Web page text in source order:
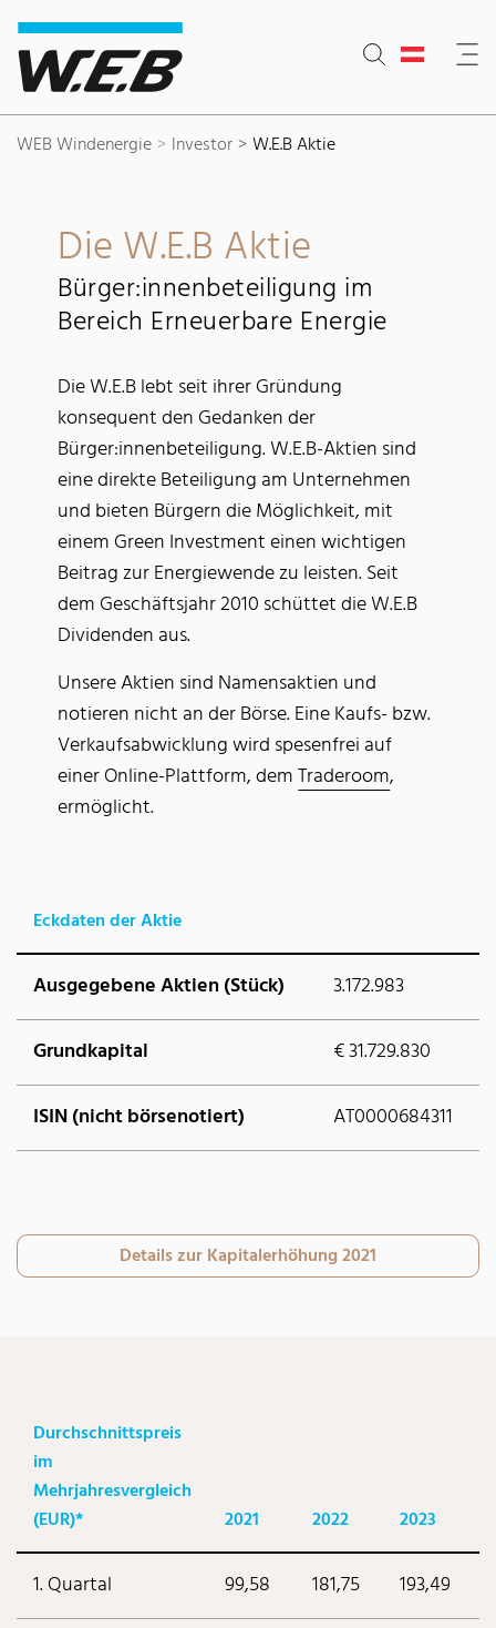
Inhaltsbereich
Suche
Hauptnavigation
Kontakt
Footer
WEB Windenergie Investor W.E.B Aktie
Die W.E.B Aktie
Bürger:innenbeteiligung im
Bereich Erneuerbare Energie
Die W.E.B lebt seit ihrer Gründung
konsequent den Gedanken der
Bürger:innenbeteiligung. W.E.B-Aktien sind
eine direkte Beteiligung am Unternehmen
und bieten Bürgern die Möglichkeit, mit
einem Green Investment einen wichtigen
Beitrag zur Energiewende zu leisten. Seit
dem Geschäftsjahr 2010 schüttet die W.E.B
Dividenden aus.
Unsere Aktien sind Namensaktien und
notieren nicht an der Börse. Eine Kaufs- bzw.
Verkaufsabwicklung wird spesenfrei auf
einer Online-Plattform, demTraderoom,
ermöglicht.
Eckdaten der Aktie
Ausgegebene Aktien (Stück) 3.172.983
Grundkapital € 31.729.830
ISIN (nicht börsenotiert) AT0000684311
Details zur Kapitalerhöhung 2021
Durchschnittspreis
im
Mehrjahresvergleich
(EUR)*
2021 2022 2023
1. Quartal 99,58 181,75 193,49